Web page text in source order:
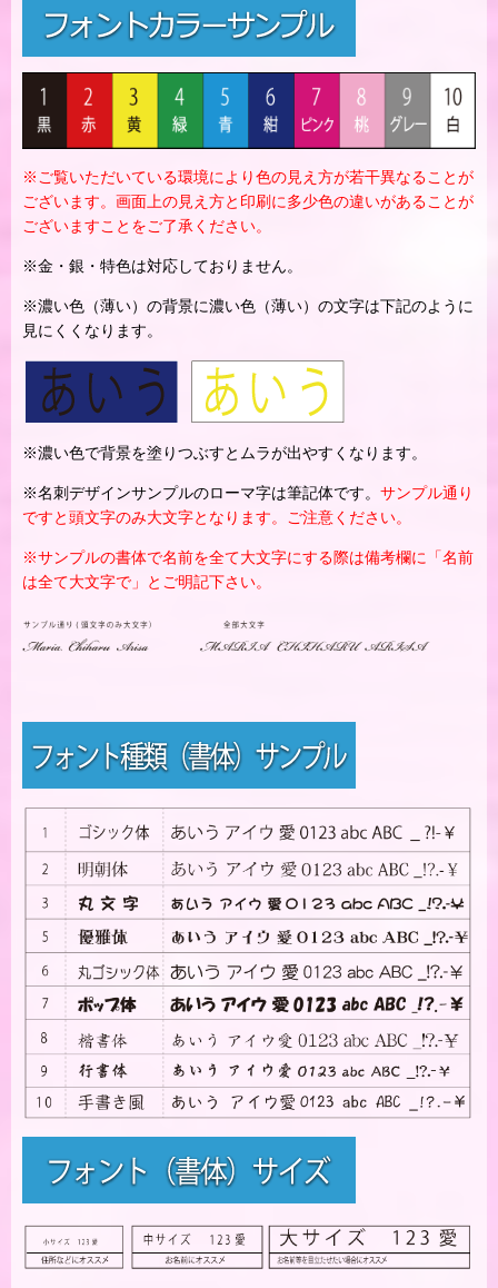
※ご覧いただいている環境により色の見え方が若干異なることが
ございます。画面上の見え方と印刷に多少色の違いがあることが
ございますことをご了承ください。
※金・銀・特色は対応しておりません。
※濃い色（薄い）の背景に濃い色（薄い）の文字は下記のように
見にくくなります。
※濃い色で背景を塗りつぶすとムラが出やすくなります。
※名刺デザインサンプルのローマ字は筆記体です。 サンプル通り
ですと頭文字のみ大文字となります。ご注意ください。
※サンプルの書体で名前を全て大文字にする際は備考欄に「名前
は全て大文字で」とご明記下さい。